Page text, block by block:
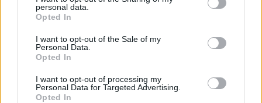
personal data.
Opted In
I want to opt-out of the Sale of my
Personal Data.
Opted In
I want to opt-out of processing my
Personal Data for Targeted Advertising.
Opted In
Pár éven belül
szivacsvárosokká kellene
alakítanunk a településeinket –
Podcast